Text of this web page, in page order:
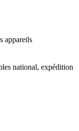
appareils
national, expédition